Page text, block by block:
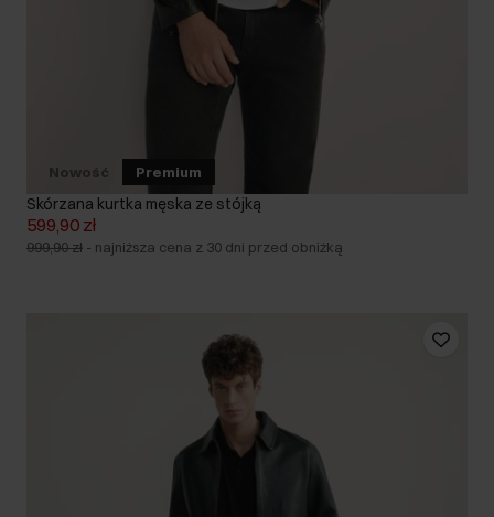
Nowość Premium
Skórzana kurtka męska ze stójką
599,90 zł
999,90 zł - najniższa cena z 30 dni przed obniżką